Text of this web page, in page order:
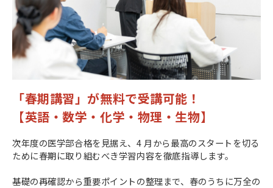
「春期講習」が無料で受講可能！
【英語・数学・化学・物理・生物】
次年度の医学部合格を見据え、4 月から最高のスタートを切る
ために春期に取り組むべき学習内容を徹底指導します。
基礎の再確認から重要ポイントの整理まで、春のうちに万全の